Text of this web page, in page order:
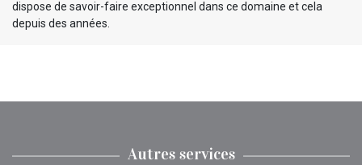
dispose de savoir-faire exceptionnel dans ce domaine et cela
depuis des années.
Autres services